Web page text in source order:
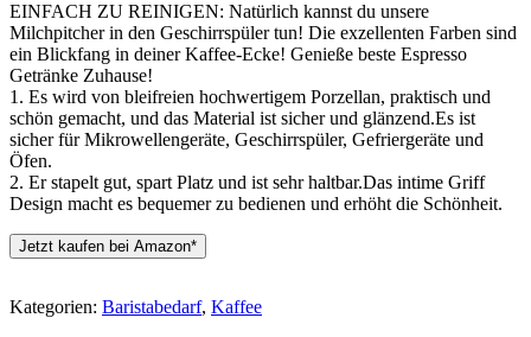
EINFACH ZU REINIGEN: Natürlich kannst du unsere
Milchpitcher in den Geschirrspüler tun! Die exzellenten Farben sind
ein Blickfang in deiner Kaffee-Ecke! Genieße beste Espresso
Getränke Zuhause!
1. Es wird von bleifreien hochwertigem Porzellan, praktisch und
schön gemacht, und das Material ist sicher und glänzend.Es ist
sicher für Mikrowellengeräte, Geschirrspüler, Gefriergeräte und
Öfen.
2. Er stapelt gut, spart Platz und ist sehr haltbar.Das intime Griff
Design macht es bequemer zu bedienen und erhöht die Schönheit.
Jetzt kaufen bei Amazon*
Kategorien: Baristabedarf, Kaffee